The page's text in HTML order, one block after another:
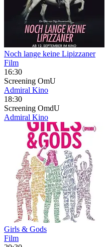
Noch lange keine Lipizzaner
Film
16:30
Screening OmU
Admiral Kino
18:30
Screening OmdU
Admiral Kino
Girls & Gods
Film